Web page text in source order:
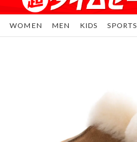
WOMEN MEN KIDS SPORTS